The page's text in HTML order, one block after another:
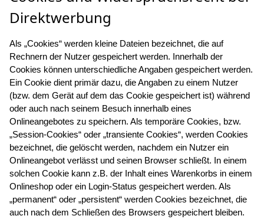
Direktwerbung
Als „Cookies“ werden kleine Dateien bezeichnet, die auf
Rechnern der Nutzer gespeichert werden. Innerhalb der
Cookies können unterschiedliche Angaben gespeichert werden.
Ein Cookie dient primär dazu, die Angaben zu einem Nutzer
(bzw. dem Gerät auf dem das Cookie gespeichert ist) während
oder auch nach seinem Besuch innerhalb eines
Onlineangebotes zu speichern. Als temporäre Cookies, bzw.
„Session-Cookies“ oder „transiente Cookies“, werden Cookies
bezeichnet, die gelöscht werden, nachdem ein Nutzer ein
Onlineangebot verlässt und seinen Browser schließt. In einem
solchen Cookie kann z.B. der Inhalt eines Warenkorbs in einem
Onlineshop oder ein Login-Status gespeichert werden. Als
„permanent“ oder „persistent“ werden Cookies bezeichnet, die
auch nach dem Schließen des Browsers gespeichert bleiben.